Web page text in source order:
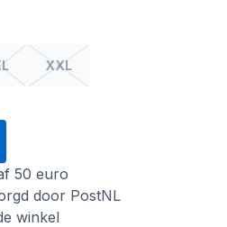
XXL
50 euro
door PostNL
winkel